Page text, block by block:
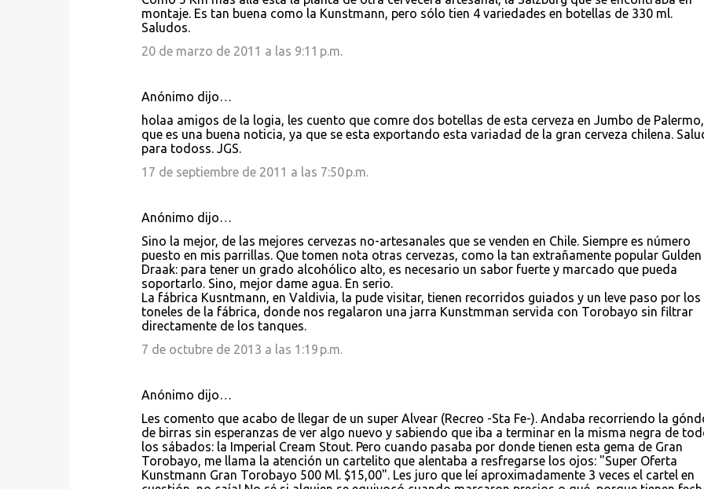
montaje. Es tan buena como la Kunstmann, pero sólo tien 4 variedades en botellas de 330 ml.
Saludos.
20 de marzo de 2011 a las 9:11 p.m.
Anónimo dijo…
holaa amigos de la logia, les cuento que comre dos botellas de esta cerveza en Jumbo de
que es una buena noticia, ya que se esta exportando esta variadad de la gran cerveza chilena.
para todoss. JGS.
17 de septiembre de 2011 a las 7:50 p.m.
Anónimo dijo…
Sino la mejor, de las mejores cervezas no-artesanales que se venden en Chile. Siempre es número
puesto en mis parrillas. Que tomen nota otras cervezas, como la tan extrañamente popular Gulden
Draak: para tener un grado alcohólico alto, es necesario un sabor fuerte y marcado que pueda
soportarlo. Sino, mejor dame agua. En serio.
La fábrica Kusntmann, en Valdivia, la pude visitar, tienen recorridos guiados y un leve paso por los
toneles de la fábrica, donde nos regalaron una jarra Kunstmman servida con Torobayo sin filtrar
directamente de los tanques.
7 de octubre de 2013 a las 1:19 p.m.
Anónimo dijo…
Les comento que acabo de llegar de un super Alvear (Recreo -Sta Fe-). Andaba recorriendo la
de birras sin esperanzas de ver algo nuevo y sabiendo que iba a terminar en la misma negra de
los sábados: la Imperial Cream Stout. Pero cuando pasaba por donde tienen esta gema de Gran
Torobayo, me llama la atención un cartelito que alentaba a resfregarse los ojos: "Super Oferta
Kunstmann Gran Torobayo 500 Ml. $15,00". Les juro que leí aproximadamente 3 veces el cartel en